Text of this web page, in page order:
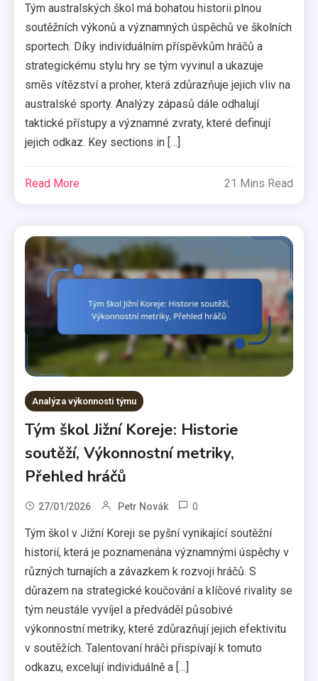
Tým australských škol má bohatou historii plnou
soutěžních výkonů a významných úspěchů ve školních
sportech. Díky individuálním příspěvkům hráčů a
strategickému stylu hry se tým vyvinul a ukazuje
směs vítězství a proher, která zdůrazňuje jejich vliv na
australské sporty. Analýzy zápasů dále odhalují
taktické přístupy a významné zvraty, které definují
jejich odkaz. Key sections in […]
Read More 21 Mins Read
Analýza výkonnosti týmu
Tým škol Jižní Koreje: Historie
soutěží, Výkonnostní metriky,
Přehled hráčů
27/01/2026 Petr Novák 0
Tým škol v Jižní Koreji se pyšní vynikající soutěžní
historií, která je poznamenána významnými úspěchy v
různých turnajích a závazkem k rozvoji hráčů. S
důrazem na strategické koučování a klíčové rivality se
tým neustále vyvíjel a předváděl působivé
výkonnostní metriky, které zdůrazňují jejich efektivitu
v soutěžích. Talentovaní hráči přispívají k tomuto
odkazu, excelují individuálně a […]